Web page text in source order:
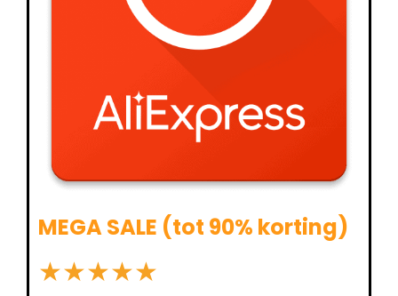
MEGA SALE (tot 90% korting)
★★★★★